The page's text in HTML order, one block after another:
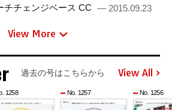
チチェンジベース CC — 2015.09.23
View More
過去の号はこちらから View All
1258 No. 1257 No. 1256